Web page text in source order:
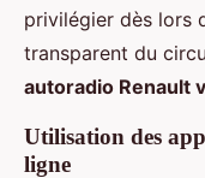
privilégier dès lors
transparent du
autoradio Renault
Utilisation des
ligne